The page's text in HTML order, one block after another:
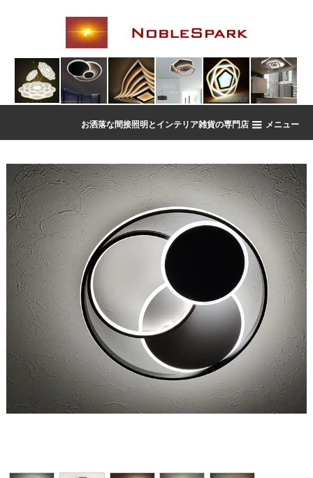
お洒落な間接照明とインテリア雑貨の専門店 メニュー